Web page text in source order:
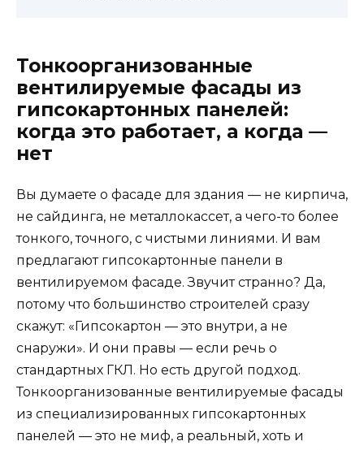
Тонкоорганизованные
вентилируемые фасады из
гипсокартонных панелей:
когда это работает, а когда —
нет
Вы думаете о фасаде для здания — не кирпича,
не сайдинга, не металлокассет, а чего-то более
тонкого, точного, с чистыми линиями. И вам
предлагают гипсокартонные панели в
вентилируемом фасаде. Звучит странно? Да,
потому что большинство строителей сразу
скажут: «Гипсокартон — это внутри, а не
снаружи». И они правы — если речь о
стандартных ГКЛ. Но есть другой подход.
Тонкоорганизованные вентилируемые фасады
из специализированных гипсокартонных
панелей — это не миф, а реальный, хоть и